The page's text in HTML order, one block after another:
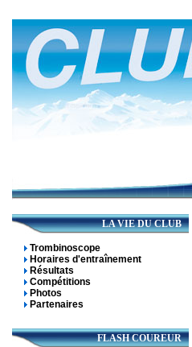
LA VIE DU CLUB
Trombinoscope
Horaires d'entraînement
Résultats
Compétitions
Photos
Partenaires
FLASH COUREUR